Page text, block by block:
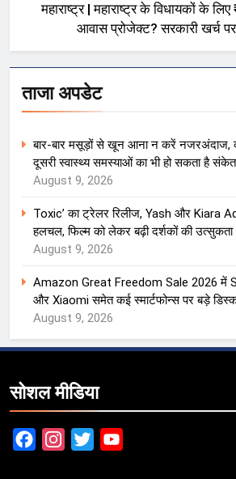
महाराष्ट्र | महाराष्ट्र के विधायकों के
आवास प्रोजेक्ट? सरकारी खर्च
ताजा अपडेट
बार-बार मसूड़ों से खून आना न करें नजरअंदाज,
दूसरी स्वास्थ्य समस्याओं का भी हो सकता है संकेत
August 9, 2026
Toxic’ का ट्रेलर रिलीज, Yash और Kiara
हलचल, फिल्म को लेकर बढ़ी दर्शकों की उत्सुकता
August 9, 2026
Amazon Great Freedom Sale 2026 में
और Xiaomi समेत कई स्मार्टफोन्स पर बड़े
August 9, 2026
सोशल मीडिया
FacebookInstagram
Twitter